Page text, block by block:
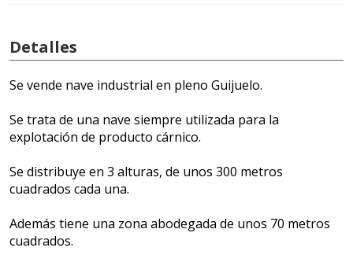
Detalles
Se vende nave industrial en pleno Guijuelo.
Se trata de una nave siempre utilizada para la
explotación de producto cárnico.
Se distribuye en 3 alturas, de unos 300 metros
cuadrados cada una.
Además tiene una zona abodegada de unos 70 metros
cuadrados.